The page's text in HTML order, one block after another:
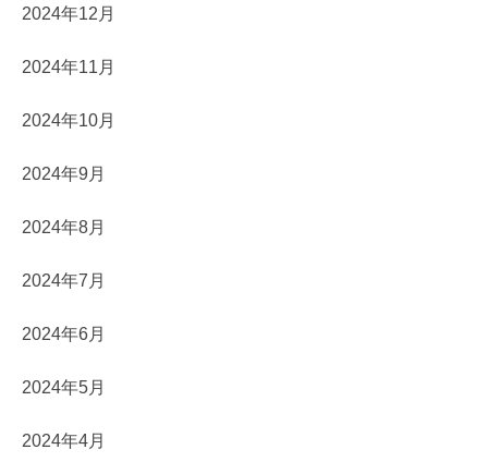
2024年12月
2024年11月
2024年10月
2024年9月
2024年8月
2024年7月
2024年6月
2024年5月
2024年4月